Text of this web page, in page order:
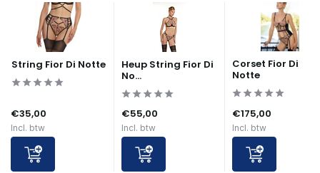
String Fior Di Notte
€35,00
Incl. btw
Heup String Fior Di
No...
€55,00
Incl. btw
Corset Fior Di
Notte
€175,00
Incl. btw